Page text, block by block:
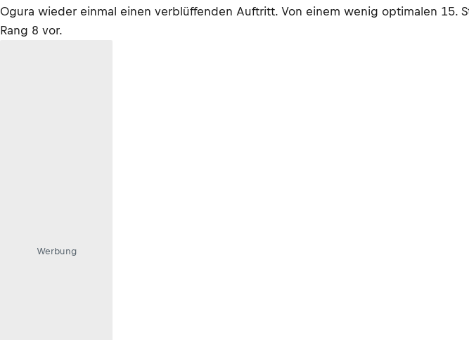
Ogura wieder einmal einen verblüffenden Auftritt. Von einem wenig optimalen 15.
Rang 8 vor.
Werbung